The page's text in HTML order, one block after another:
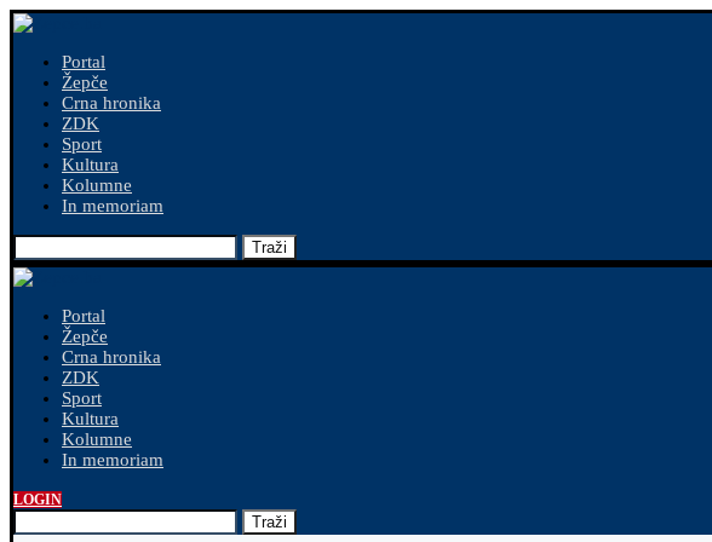
Portal
Žepče
Crna hronika
ZDK
Sport
Kultura
Kolumne
In memoriam
Traži
Portal
Žepče
Crna hronika
ZDK
Sport
Kultura
Kolumne
In memoriam
LOGIN
Traži